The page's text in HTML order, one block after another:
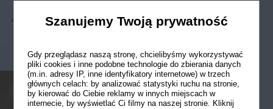
Szanujemy Twoją prywatność
Gdy przeglądasz naszą stronę, chcielibyśmy wykorzystywać
pliki cookies i inne podobne technologie do zbierania danych
(m.in. adresy IP, inne identyfikatory internetowe) w trzech
głównych celach: by analizować statystyki ruchu na stronie,
by kierować do Ciebie reklamy w innych miejscach w
internecie, by wyświetlać Ci filmy na naszej stronie. Kliknij